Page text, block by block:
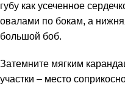
губу как усеченное
овалами по бокам, а
большой боб.
Затемните мягким
участки – место